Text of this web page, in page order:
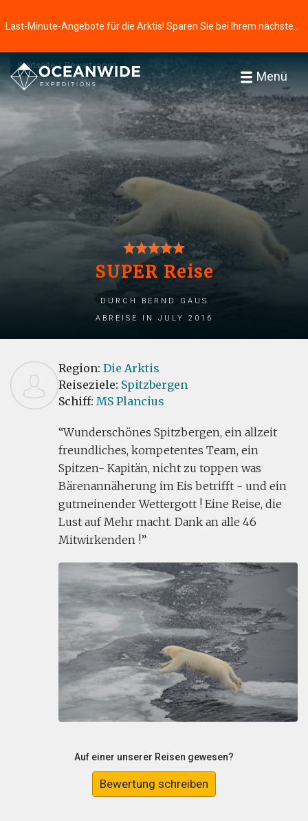
Menü
Startseite Bewertungen
SUPER Reise
durch Bernd Gaus
Abreise in July 2016
Region: Die Arktis
Reiseziele: Spitzbergen
Schiff: MS Plancius
Wunderschönes Spitzbergen, ein allzeit
freundliches, kompetentes Team, ein
Spitzen- Kapitän, nicht zu toppen was
Bärenannäherung im Eis betrifft - und ein
gutmeinender Wettergott ! Eine Reise, die
Lust auf Mehr macht. Dank an alle 46
Mitwirkenden !
Auf einer unserer Reisen gewesen?
Bewertung schreiben